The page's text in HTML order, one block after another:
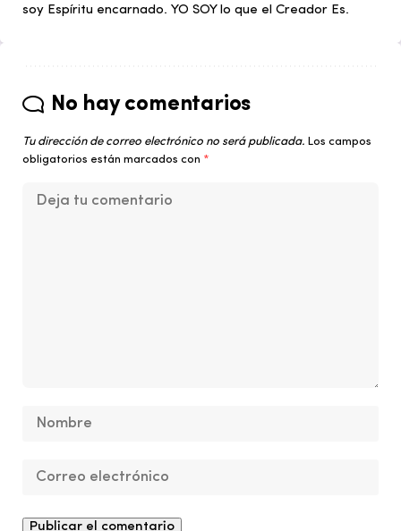
soy Espíritu encarnado. YO SOY lo que el Creador Es.
No hay comentarios
Tu dirección de correo electrónico no será publicada. Los campos
obligatorios están marcados con *